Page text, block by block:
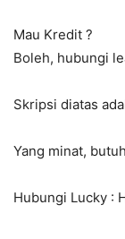
Mau Kredit ?
Boleh, hubungi
Skripsi diatas
Yang minat,
Hubungi Lucky :